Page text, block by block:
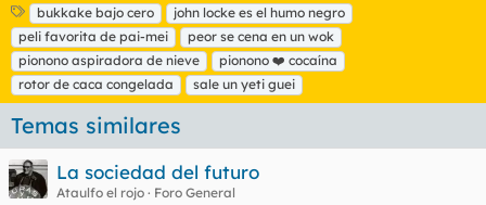
E
t
i
q
u
e
t
a
s
bukkake bajo cero
john locke es el humo negro
peli favorita de pai-mei
peor se cena en un wok
pionono aspiradora de nieve
pionono ❤️ cocaína
rotor de caca congelada
sale un yeti guei
Temas similares
La sociedad del futuro
Ataulfo el rojo
Foro General